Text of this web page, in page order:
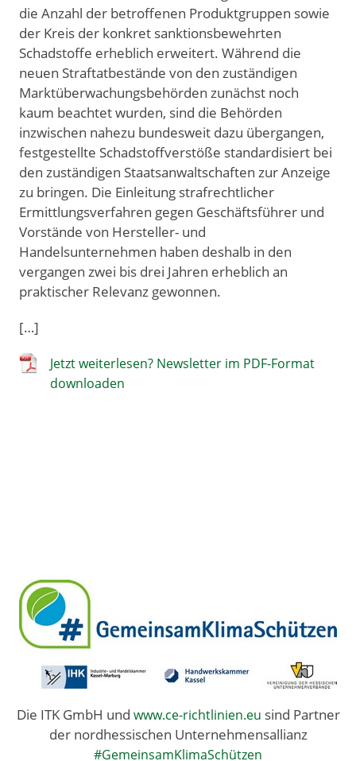
die Anzahl der betroffenen Produktgruppen sowie
der Kreis der konkret sanktionsbewehrten
Schadstoffe erheblich erweitert. Während die
neuen Straftatbestände von den zuständigen
Marktüberwachungsbehörden zunächst noch
kaum beachtet wurden, sind die Behörden
inzwischen nahezu bundesweit dazu übergangen,
festgestellte Schadstoffverstöße standardisiert bei
den zuständigen Staatsanwaltschaften zur Anzeige
zu bringen. Die Einleitung strafrechtlicher
Ermittlungsverfahren gegen Geschäftsführer und
Vorstände von Hersteller- und
Handelsunternehmen haben deshalb in den
vergangen zwei bis drei Jahren erheblich an
praktischer Relevanz gewonnen.
[…]
Jetzt weiterlesen? Newsletter im PDF-Format
downloaden
Die ITK GmbH und www.ce-richtlinien.eu sind Partner
der nordhessischen Unternehmensallianz
#GemeinsamKlimaSchützen